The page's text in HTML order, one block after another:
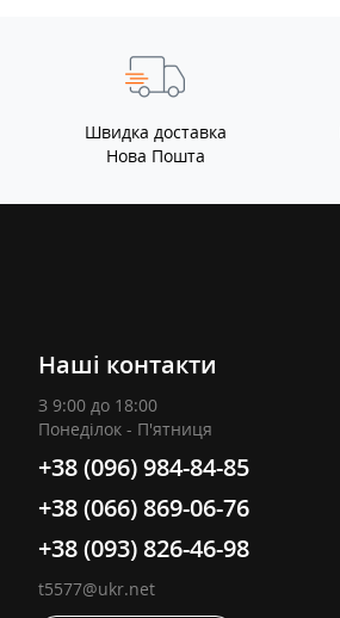
Швидка доставка
Нова Пошта
Наші контакти
З 9:00 до 18:00
Понеділок - П'ятниця
+38 (096) 984-84-85
+38 (066) 869-06-76
+38 (093) 826-46-98
t5577@ukr.net